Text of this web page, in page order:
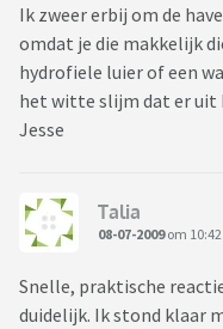
Ik zweer erbij om de
omdat je die makkelijk
hydrofiele luier of een
het witte slijm dat er uit
Jesse
Talia
08-07-2009om 10:42
Snelle, praktische
duidelijk. Ik stond klaar